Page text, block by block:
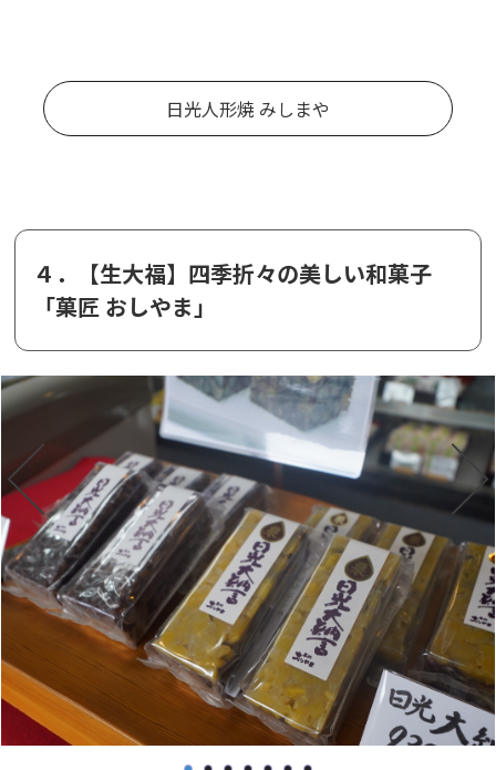
日光人形焼 みしまや
４．【生大福】四季折々の美しい和菓子
「菓匠 おしやま」